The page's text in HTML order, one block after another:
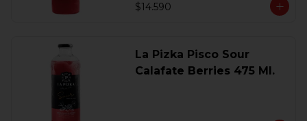
$14.590
La Pizka Pisco Sour
Calafate Berries 475 Ml.